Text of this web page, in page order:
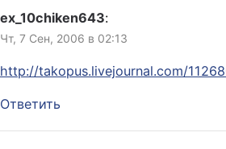
ex_10chiken643:
Чт, 7 Сен, 2006 в 02:13
http://takopus.livejournal.com/
Ответить